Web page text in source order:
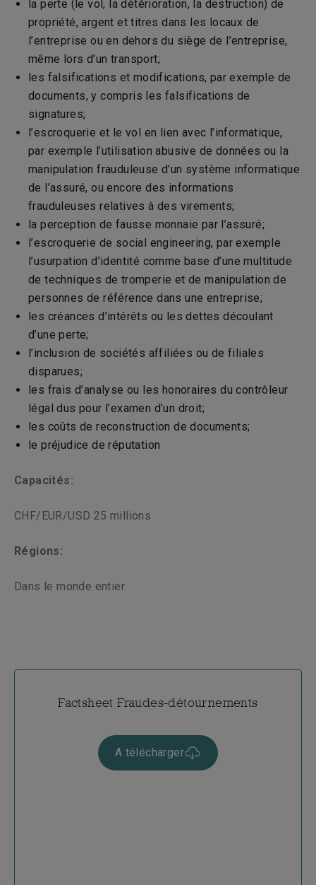
la perte (le vol, la détérioration, la destruction) de
propriété, argent et titres dans les locaux de
l’entreprise ou en dehors du siège de l’entreprise,
même lors d’un transport;
les falsifications et modifications, par exemple de
documents, y compris les falsifications de
signatures;
l’escroquerie et le vol en lien avec l’informatique,
par exemple l’utilisation abusive de données ou la
manipulation frauduleuse d’un système informatique
de l’assuré, ou encore des informations
frauduleuses relatives à des virements;
la perception de fausse monnaie par l’assuré;
l’escroquerie de social engineering, par exemple
l’usurpation d’identité comme base d’une multitude
de techniques de tromperie et de manipulation de
personnes de référence dans une entreprise;
les créances d’intérêts ou les dettes découlant
d’une perte;
l’inclusion de sociétés affiliées ou de filiales
disparues;
les frais d’analyse ou les honoraires du contrôleur
légal dus pour l’examen d’un droit;
les coûts de reconstruction de documents;
le préjudice de réputation
Capacités:
CHF/EUR/USD 25 millions
Régions:
Dans le monde entier
Factsheet Fraudes-détournements
A télécharger